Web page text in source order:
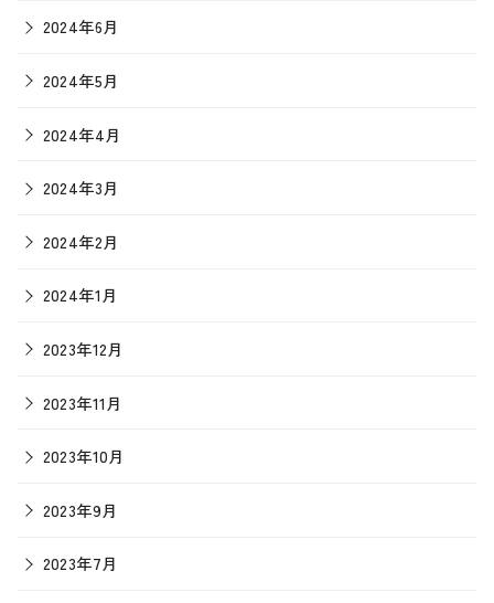
2024年6月
2024年5月
2024年4月
2024年3月
2024年2月
2024年1月
2023年12月
2023年11月
2023年10月
2023年9月
2023年7月